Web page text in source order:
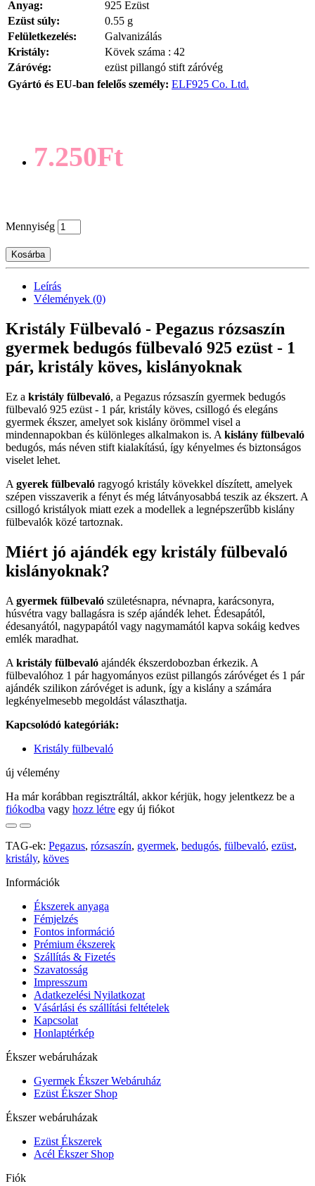
Anyag:
925 Ezüst
Ezüst súly:
0.55 g
Felületkezelés:
Galvanizálás
Kristály:
Kövek száma : 42
Záróvég:
ezüst pillangó stift záróvég
Gyártó és EU-ban felelős személy: ELF925 Co. Ltd.
7.250Ft
Mennyiség
Kosárba
Leírás
Vélemények (0)
Kristály Fülbevaló - Pegazus rózsaszín
gyermek bedugós fülbevaló 925 ezüst - 1
pár, kristály köves, kislányoknak
Ez a kristály fülbevaló, a Pegazus rózsaszín gyermek bedugós
fülbevaló 925 ezüst - 1 pár, kristály köves, csillogó és elegáns
gyermek ékszer, amelyet sok kislány örömmel visel a
mindennapokban és különleges alkalmakon is. A kislány fülbevaló
bedugós, más néven stift kialakítású, így kényelmes és biztonságos
viselet lehet.
A gyerek fülbevaló ragyogó kristály kövekkel díszített, amelyek
szépen visszaverik a fényt és még látványosabbá teszik az ékszert. A
csillogó kristályok miatt ezek a modellek a legnépszerűbb kislány
fülbevalók közé tartoznak.
Miért jó ajándék egy kristály fülbevaló
kislányoknak?
A gyermek fülbevaló születésnapra, névnapra, karácsonyra,
húsvétra vagy ballagásra is szép ajándék lehet. Édesapától,
édesanyától, nagypapától vagy nagymamától kapva sokáig kedves
emlék maradhat.
A kristály fülbevaló ajándék ékszerdobozban érkezik. A
fülbevalóhoz 1 pár hagyományos ezüst pillangós záróvéget és 1 pár
ajándék szilikon záróvéget is adunk, így a kislány a számára
legkényelmesebb megoldást választhatja.
Kapcsolódó kategóriák:
Kristály fülbevaló
új vélemény
Ha már korábban regisztráltál, akkor kérjük, hogy jelentkezz be a
fiókodba vagy hozz létre egy új fiókot
TAG-ek: Pegazus, rózsaszín, gyermek, bedugós, fülbevaló, ezüst,
kristály, köves
Információk
Ékszerek anyaga
Fémjelzés
Fontos információ
Prémium ékszerek
Szállítás & Fizetés
Szavatosság
Impresszum
Adatkezelési Nyilatkozat
Vásárlási és szállítási feltételek
Kapcsolat
Honlaptérkép
Ékszer webáruházak
Gyermek Ékszer Webáruház
Ezüst Ékszer Shop
Ékszer webáruházak
Ezüst Ékszerek
Acél Ékszer Shop
Fiók